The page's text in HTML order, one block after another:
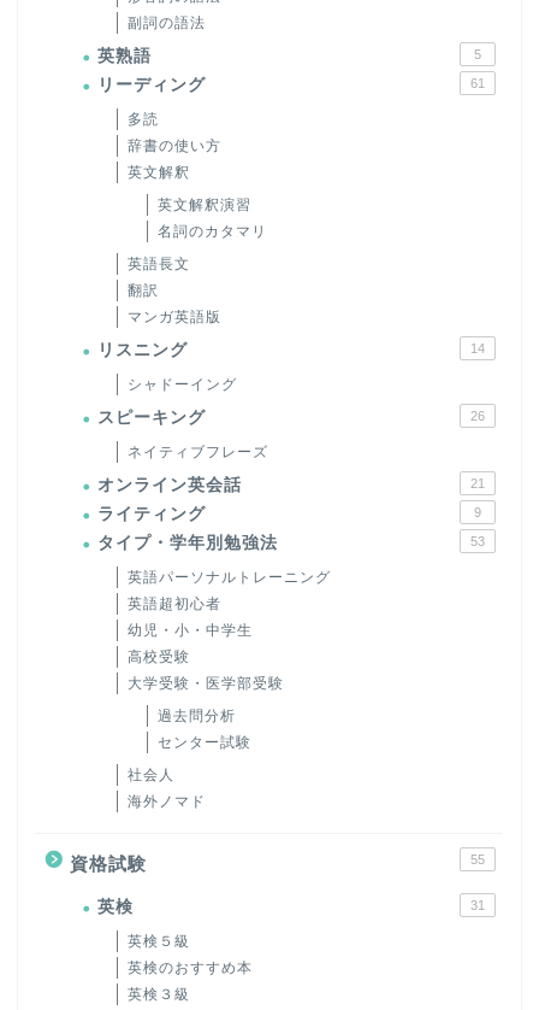
副詞の語法
英熟語 5
リーディング 61
多読
辞書の使い方
英文解釈
英文解釈演習
名詞のカタマリ
英語長文
翻訳
マンガ英語版
リスニング 14
シャドーイング
スピーキング 26
ネイティブフレーズ
オンライン英会話 21
ライティング 9
タイプ・学年別勉強法 53
英語パーソナルトレーニング
英語超初心者
幼児・小・中学生
高校受験
大学受験・医学部受験
過去問分析
センター試験
社会人
海外ノマド
資格試験 55
英検 31
英検５級
英検のおすすめ本
英検３級